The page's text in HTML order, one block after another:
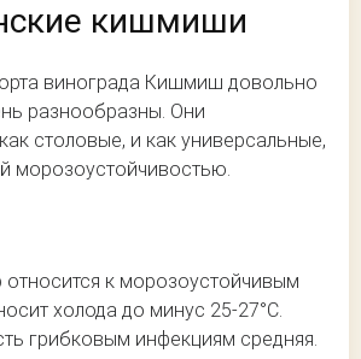
кишмиши
винограда Кишмиш довольно
разнообразны. Они
столовые, и как универсальные,
морозоустойчивостью.
к морозоустойчивым
холода до минус 25-27°С.
грибковым инфекциям средняя.